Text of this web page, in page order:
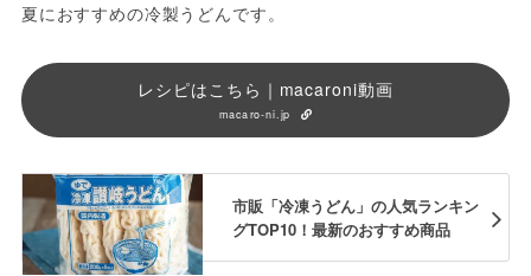
レシピはこちら｜macaroni動画
macaro-ni.jp
市販「冷凍うどん」の人気ランキン
グTOP10！最新のおすすめ商品